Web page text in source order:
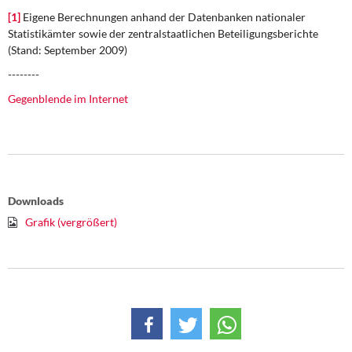
[1] Eigene Berechnungen anhand der Datenbanken nationaler
Statistikämter sowie der zentralstaatlichen Beteiligungsberichte
(Stand: September 2009)
--------
Gegenblende im Internet
Downloads
Grafik (vergrößert)